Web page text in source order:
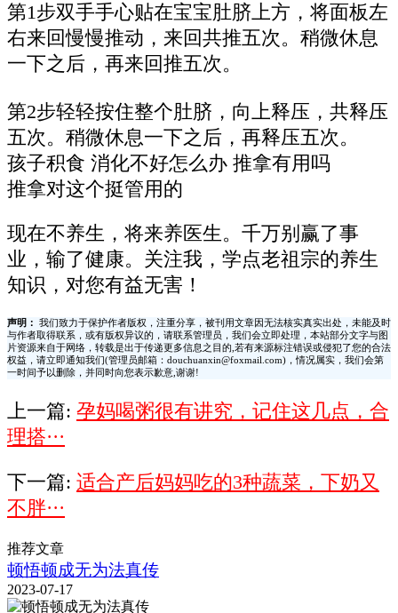
第1步双手手心贴在宝宝肚脐上方，将面板左
右来回慢慢推动，来回共推五次。稍微休息
一下之后，再来回推五次。
第2步轻轻按住整个肚脐，向上释压，共释压
五次。稍微休息一下之后，再释压五次。
孩子积食 消化不好怎么办 推拿有用吗
推拿对这个挺管用的
现在不养生，将来养医生。千万别赢了事
业，输了健康。关注我，学点老祖宗的养生
知识，对您有益无害！
声明：
我们致力于保护作者版权，注重分享，被刊用文章因无法核实真实出处，未能及时
与作者取得联系，或有版权异议的，请联系管理员，我们会立即处理，本站部分文字与图
片资源来自于网络，转载是出于传递更多信息之目的,若有来源标注错误或侵犯了您的合法
权益，请立即通知我们(管理员邮箱：douchuanxin@foxmail.com)，情况属实，我们会第
一时间予以删除，并同时向您表示歉意,谢谢!
上一篇: 孕妈喝粥很有讲究，记住这几点，合
理搭···
下一篇: 适合产后妈妈吃的3种蔬菜，下奶又
不胖···
推荐文章
顿悟顿成无为法真传
2023-07-17